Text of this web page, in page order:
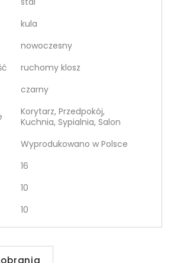
kula
nowoczesny
ruchomy klosz
czarny
Korytarz, Przedpokój,
Kuchnia, Sypialnia, Salon
Wyprodukowano w Polsce
16
10
10